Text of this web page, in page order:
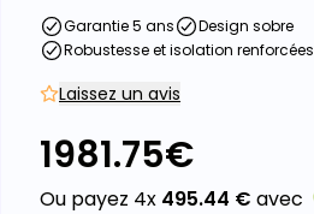
Garantie 5 ans
Design sobre
Robustesse et isolation renforcées
Laissez un avis
1981.75€
Ou payez 4x 495.44 € avec